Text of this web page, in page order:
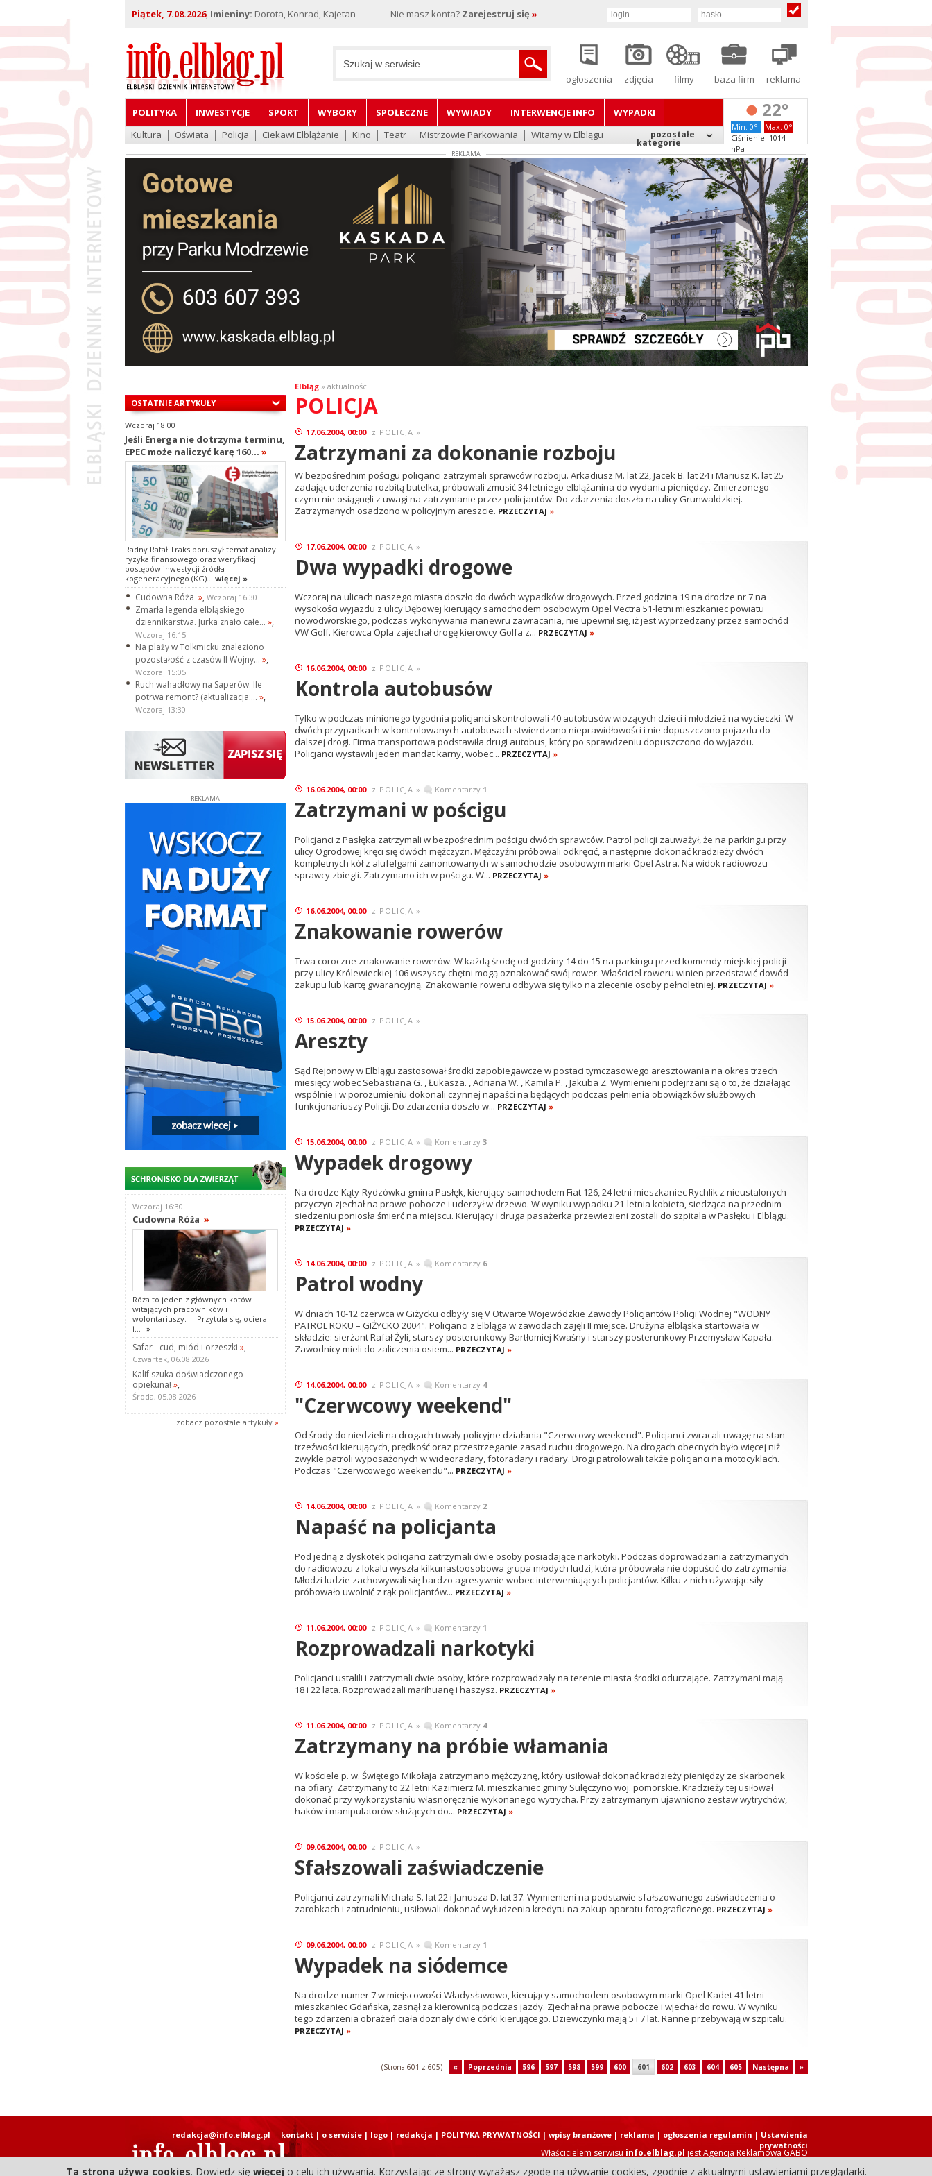
Piątek, 7.08.2026, Imieniny: Dorota, Konrad, Kajetan Nie masz konta? Zarejestruj się »
ogłoszenia zdjęcia filmy baza firm reklama
POLITYKA INWESTYCJE SPORT WYBORY SPOŁECZNE WYWIADY INTERWENCJE INFO
WYPADKI
Kultura
Oświata Policja Ciekawi Elblążanie Kino Teatr Mistrzowie Parkowania Witamy w Elblągu pozostałe
kategorie
22°
Min. 0°
Max. 0°
Ciśnienie: 1014
hPa
REKLAMA
OSTATNIE ARTYKUŁY
Wczoraj 18:00
Jeśli Energa nie dotrzyma terminu,
EPEC może naliczyć karę 160... »
Radny Rafał Traks poruszył temat analizy
ryzyka finansowego oraz weryfikacji
postępów inwestycji źródła
kogeneracyjnego (KG)... więcej »
Cudowna Róża », Wczoraj 16:30
Zmarła legenda elbląskiego
dziennikarstwa. Jurka znało całe... »,
Wczoraj 16:15
Na plaży w Tolkmicku znaleziono
pozostałość z czasów II Wojny... »,
Wczoraj 15:05
Ruch wahadłowy na Saperów. Ile
potrwa remont? (aktualizacja:... »,
Wczoraj 13:30
REKLAMA
Wczoraj 16:30
Cudowna Róża »
Róża to jeden z głównych kotów
witających pracowników i
wolontariuszy. Przytula się, ociera
i... »
Safar - cud, miód i orzeszki »,
Czwartek, 06.08.2026
Kalif szuka doświadczonego
opiekuna! »,
Środa, 05.08.2026
zobacz pozostale artykuły »
Elbląg» aktualności
POLICJA
17.06.2004, 00:00 z POLICJA »
Zatrzymani za dokonanie rozboju
W bezpośrednim pościgu policjanci zatrzymali sprawców rozboju. Arkadiusz M. lat 22, Jacek B. lat 24 i Mariusz K. lat 25
zadając uderzenia rozbitą butelka, próbowali zmusić 34 letniego elblążanina do wydania pieniędzy. Zmierzonego
czynu nie osiągnęli z uwagi na zatrzymanie przez policjantów. Do zdarzenia doszło na ulicy Grunwaldzkiej.
Zatrzymanych osadzono w policyjnym areszcie. PRZECZYTAJ »
17.06.2004, 00:00 z POLICJA »
Dwa wypadki drogowe
Wczoraj na ulicach naszego miasta doszło do dwóch wypadków drogowych. Przed godzina 19 na drodze nr 7 na
wysokości wyjazdu z ulicy Dębowej kierujący samochodem osobowym Opel Vectra 51-letni mieszkaniec powiatu
nowodworskiego, podczas wykonywania manewru zawracania, nie upewnił się, iż jest wyprzedzany przez samochód
VW Golf. Kierowca Opla zajechał drogę kierowcy Golfa z... PRZECZYTAJ »
16.06.2004, 00:00 z POLICJA »
Kontrola autobusów
Tylko w podczas minionego tygodnia policjanci skontrolowali 40 autobusów wiozących dzieci i młodzież na wycieczki. W
dwóch przypadkach w kontrolowanych autobusach stwierdzono nieprawidłowości i nie dopuszczono pojazdu do
dalszej drogi. Firma transportowa podstawiła drugi autobus, który po sprawdzeniu dopuszczono do wyjazdu.
Policjanci wystawili jeden mandat karny, wobec... PRZECZYTAJ »
16.06.2004, 00:00 z POLICJA » Komentarzy 1
Zatrzymani w pościgu
Policjanci z Pasłęka zatrzymali w bezpośrednim pościgu dwóch sprawców. Patrol policji zauważył, że na parkingu przy
ulicy Ogrodowej kręci się dwóch mężczyzn. Mężczyźni próbowali odkręcić, a następnie dokonać kradzieży dwóch
kompletnych kół z alufelgami zamontowanych w samochodzie osobowym marki Opel Astra. Na widok radiowozu
sprawcy zbiegli. Zatrzymano ich w pościgu. W... PRZECZYTAJ »
16.06.2004, 00:00 z POLICJA »
Znakowanie rowerów
Trwa coroczne znakowanie rowerów. W każdą środę od godziny 14 do 15 na parkingu przed komendy miejskiej policji
przy ulicy Królewieckiej 106 wszyscy chętni mogą oznakować swój rower. Właściciel roweru winien przedstawić dowód
zakupu lub kartę gwarancyjną. Znakowanie roweru odbywa się tylko na zlecenie osoby pełnoletniej. PRZECZYTAJ »
15.06.2004, 00:00 z POLICJA »
Areszty
Sąd Rejonowy w Elblągu zastosował środki zapobiegawcze w postaci tymczasowego aresztowania na okres trzech
miesięcy wobec Sebastiana G. , Łukasza. , Adriana W. , Kamila P. , Jakuba Z. Wymienieni podejrzani są o to, że działając
wspólnie i w porozumieniu dokonali czynnej napaści na będących podczas pełnienia obowiązków służbowych
funkcjonariuszy Policji. Do zdarzenia doszło w... PRZECZYTAJ »
15.06.2004, 00:00 z POLICJA » Komentarzy 3
Wypadek drogowy
Na drodze Kąty-Rydzówka gmina Pasłęk, kierujący samochodem Fiat 126, 24 letni mieszkaniec Rychlik z nieustalonych
przyczyn zjechał na prawe pobocze i uderzył w drzewo. W wyniku wypadku 21-letnia kobieta, siedząca na przednim
siedzeniu poniosła śmierć na miejscu. Kierujący i druga pasażerka przewiezieni zostali do szpitala w Pasłęku i Elblągu.
PRZECZYTAJ »
14.06.2004, 00:00 z POLICJA » Komentarzy 6
Patrol wodny
W dniach 10-12 czerwca w Giżycku odbyły się V Otwarte Wojewódzkie Zawody Policjantów Policji Wodnej "WODNY
PATROL ROKU – GIŻYCKO 2004". Policjanci z Elbląga w zawodach zajęli II miejsce. Drużyna elbląska startowała w
składzie: sierżant Rafał Żyli, starszy posterunkowy Bartłomiej Kwaśny i starszy posterunkowy Przemysław Kapała.
Zawodnicy mieli do zaliczenia osiem... PRZECZYTAJ »
14.06.2004, 00:00 z POLICJA » Komentarzy 4
"Czerwcowy weekend"
Od środy do niedzieli na drogach trwały policyjne działania "Czerwcowy weekend". Policjanci zwracali uwagę na stan
trzeźwości kierujących, prędkość oraz przestrzeganie zasad ruchu drogowego. Na drogach obecnych było więcej niż
zwykle patroli wyposażonych w wideoradary, fotoradary i radary. Drogi patrolowali także policjanci na motocyklach.
Podczas "Czerwcowego weekendu"... PRZECZYTAJ »
14.06.2004, 00:00 z POLICJA » Komentarzy 2
Napaść na policjanta
Pod jedną z dyskotek policjanci zatrzymali dwie osoby posiadające narkotyki. Podczas doprowadzania zatrzymanych
do radiowozu z lokalu wyszła kilkunastoosobowa grupa młodych ludzi, która próbowała nie dopuścić do zatrzymania.
Młodzi ludzie zachowywali się bardzo agresywnie wobec interweniujących policjantów. Kilku z nich używając siły
próbowało uwolnić z rąk policjantów... PRZECZYTAJ »
11.06.2004, 00:00 z POLICJA » Komentarzy 1
Rozprowadzali narkotyki
Policjanci ustalili i zatrzymali dwie osoby, które rozprowadzały na terenie miasta środki odurzające. Zatrzymani mają
18 i 22 lata. Rozprowadzali marihuanę i haszysz. PRZECZYTAJ »
11.06.2004, 00:00 z POLICJA » Komentarzy 4
Zatrzymany na próbie włamania
W kościele p. w. Świętego Mikołaja zatrzymano mężczyznę, który usiłował dokonać kradzieży pieniędzy ze skarbonek
na ofiary. Zatrzymany to 22 letni Kazimierz M. mieszkaniec gminy Sulęczyno woj. pomorskie. Kradzieży tej usiłował
dokonać przy wykorzystaniu własnoręcznie wykonanego wytrycha. Przy zatrzymanym ujawniono zestaw wytrychów,
haków i manipulatorów służących do... PRZECZYTAJ »
09.06.2004, 00:00 z POLICJA »
Sfałszowali zaświadczenie
Policjanci zatrzymali Michała S. lat 22 i Janusza D. lat 37. Wymienieni na podstawie sfałszowanego zaświadczenia o
zarobkach i zatrudnieniu, usiłowali dokonać wyłudzenia kredytu na zakup aparatu fotograficznego. PRZECZYTAJ »
09.06.2004, 00:00 z POLICJA » Komentarzy 1
Wypadek na siódemce
Na drodze numer 7 w miejscowości Władysławowo, kierujący samochodem osobowym marki Opel Kadet 41 letni
mieszkaniec Gdańska, zasnął za kierownicą podczas jazdy. Zjechał na prawe pobocze i wjechał do rowu. W wyniku
tego zdarzenia obrażeń ciała doznały dwie córki kierującego. Dziewczynki mają 5 i 7 lat. Ranne przebywają w szpitalu.
PRZECZYTAJ »
(Strona 601 z 605) « Poprzednia 596 597 598 599 600 601 602 603 604 605 Następna »
Właścicielem serwisu info.elblag.pl jestAgencja Reklamowa GABO
Copyright © 2004-2026 Elbląski Dziennik Internetowy. Wszystkie prawa zastrzeżone.
redakcja@info.elblag.pl kontakt| o serwisie| logo| redakcja | POLITYKA PRYWATNOŚCI | wpisy branżowe| reklama | ogłoszenia regulamin | Ustawienia
prywatności
Ta strona używa cookies. Dowiedz się więcej o celu ich używania. Korzystając ze strony wyrażasz zgodę na używanie cookies, zgodnie z aktualnymi ustawieniami przeglądarki.